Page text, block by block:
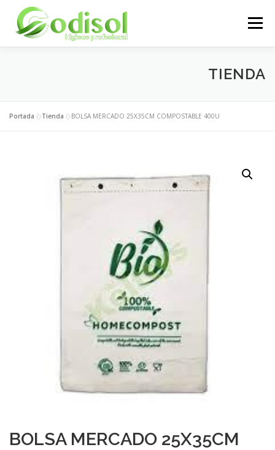
contenido
Menú
ÁREA CLIENTES CONTACTO
TIENDA
Portada »Tienda »BOLSA MERCADO 25X35CM COMPOSTABLE 400U
BOLSA MERCADO 25X35CM